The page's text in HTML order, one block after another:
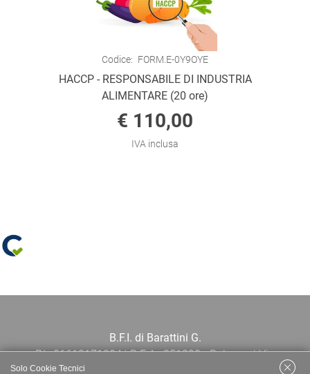
Codice: FORM.E-0Y9OYE
HACCP - RESPONSABILE DI INDUSTRIA
ALIMENTARE (20 ore)
€ 110,00
IVA inclusa
B.F.I. di Barattini G.
P.I.: 01613171204 | R.E.A.: 351290 - Bologna | Via
Po 13E, 40139, Bologna | Telefono: 051
Solo Cookie Tecnici